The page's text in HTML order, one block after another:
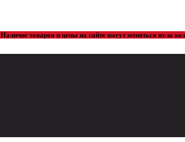
Наличие товаров и цены на сайте могут меняться из-за